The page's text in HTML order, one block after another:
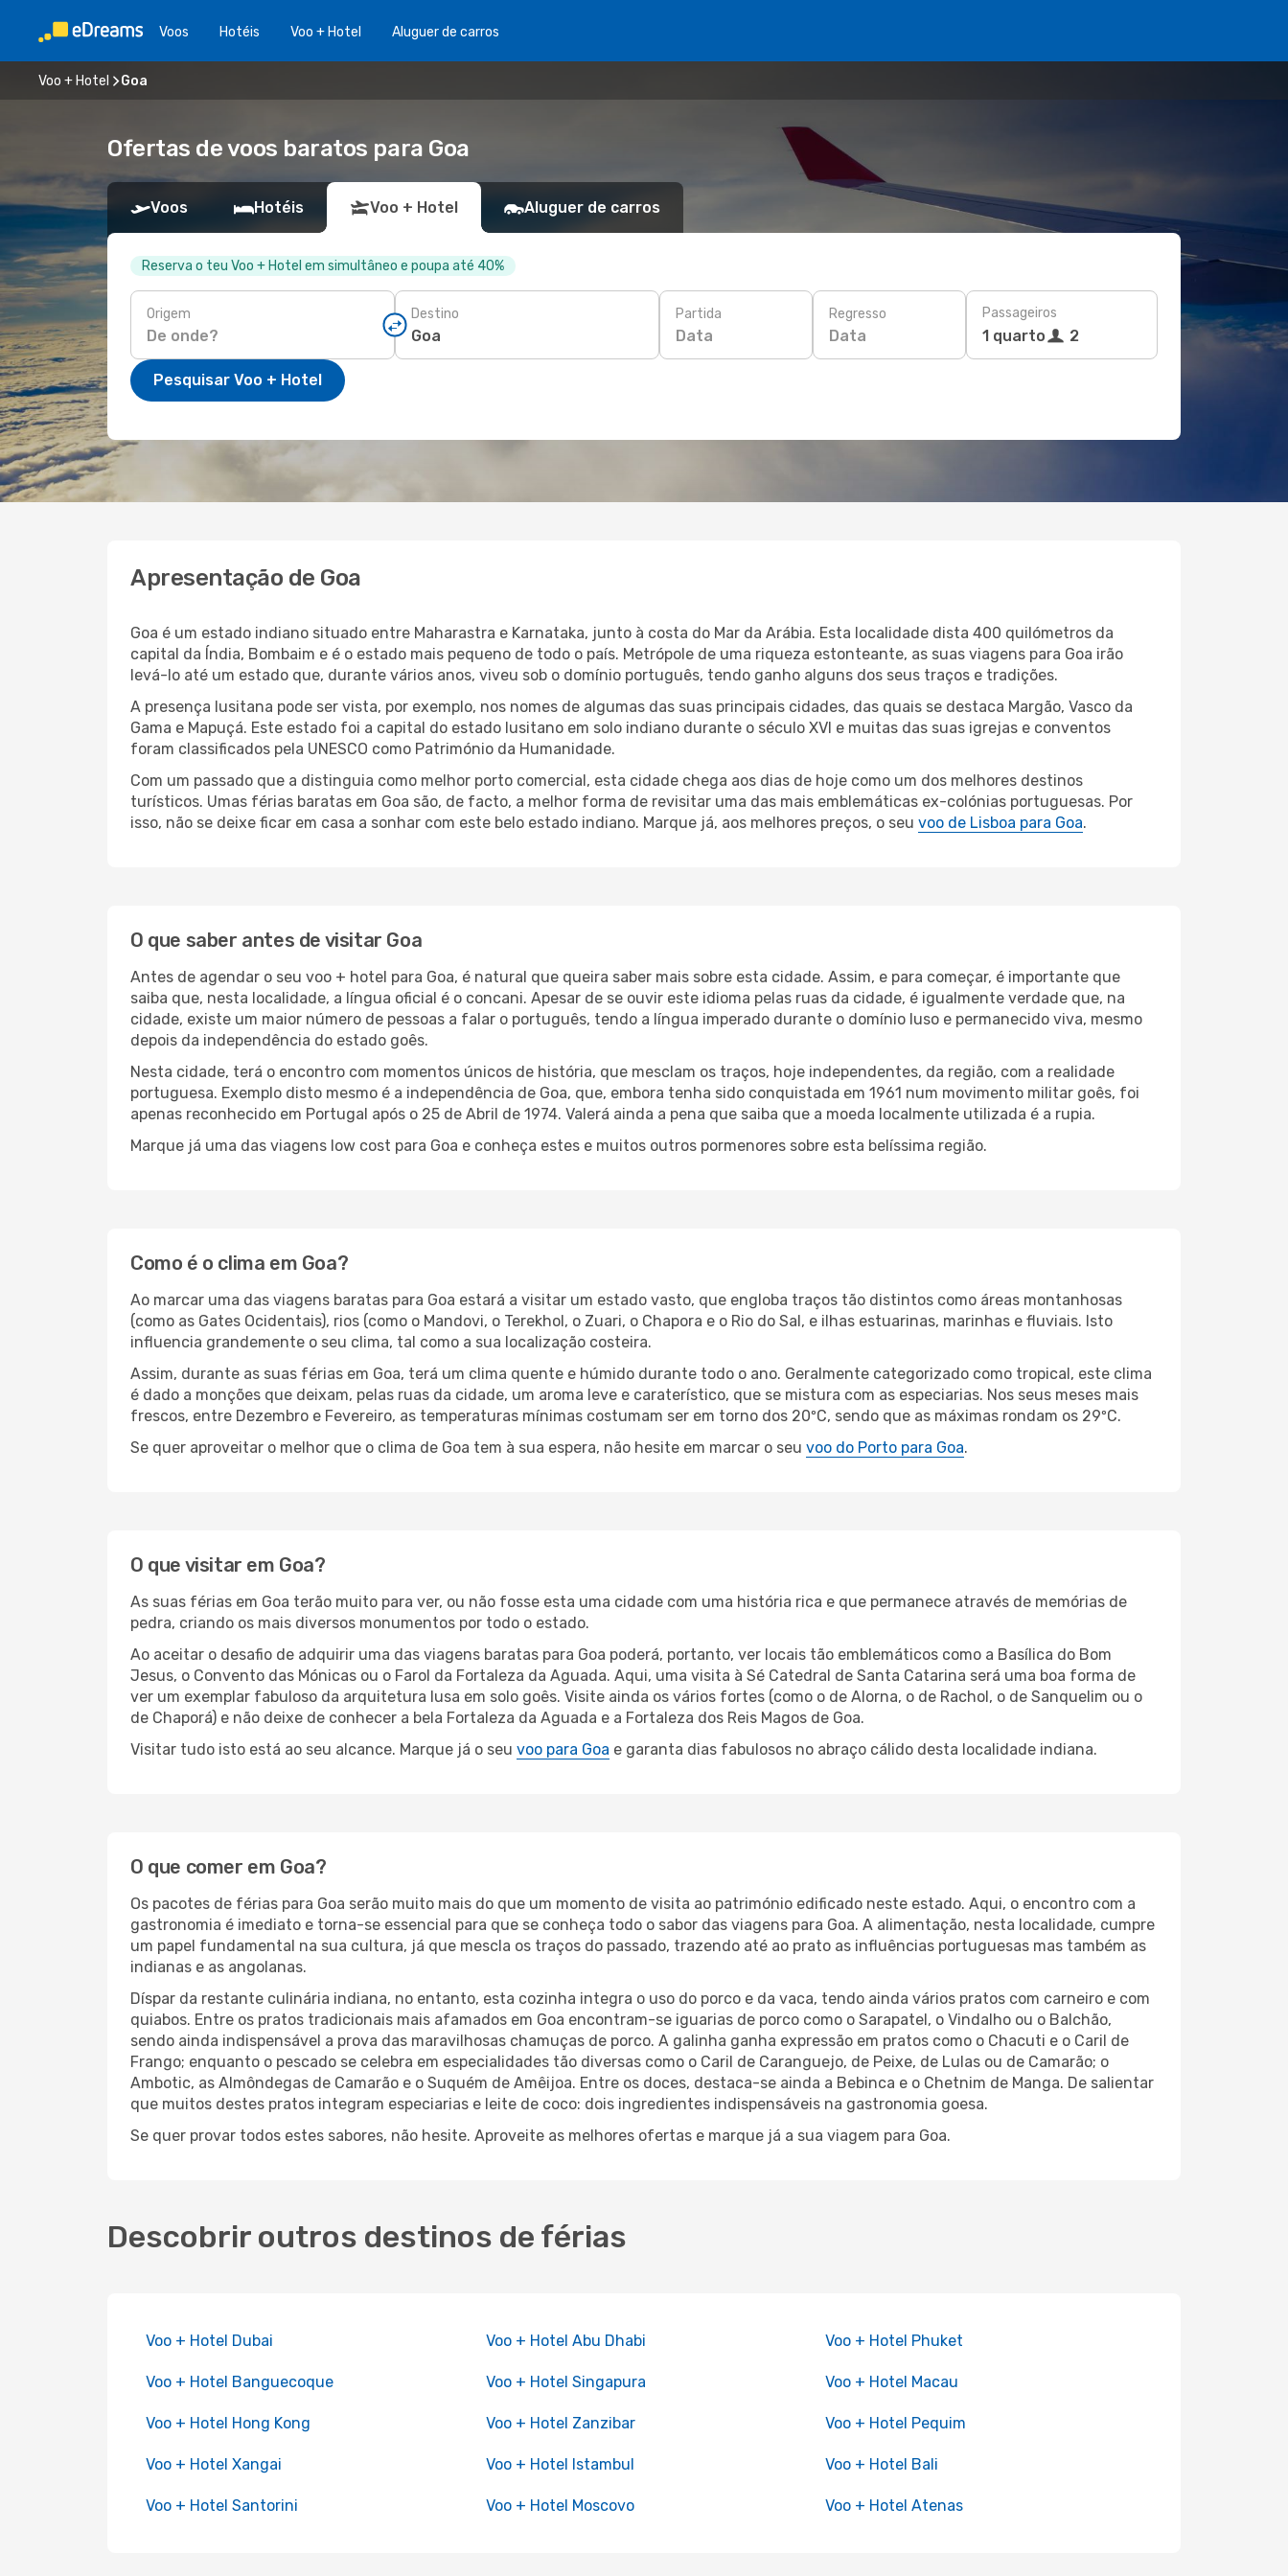
Voos Hotéis Voo + Hotel Aluguer de carros
Voo + Hotel Goa
Ofertas de voos baratos para Goa
Voos Hotéis Voo + Hotel Aluguer de carros
Reserva o teu Voo + Hotel em simultâneo e poupa até 40%
Origem Destino Partida
Data
Regresso
Data
Passageiros
1 quarto 2
Pesquisar Voo + Hotel
Apresentação de Goa
Goa é um estado indiano situado entre Maharastra e Karnataka, junto à costa do Mar da Arábia. Esta localidade dista 400 quilómetros da
capital da Índia, Bombaim e é o estado mais pequeno de todo o país. Metrópole de uma riqueza estonteante, as suas viagens para Goa irão
levá-lo até um estado que, durante vários anos, viveu sob o domínio português, tendo ganho alguns dos seus traços e tradições.
A presença lusitana pode ser vista, por exemplo, nos nomes de algumas das suas principais cidades, das quais se destaca Margão, Vasco da
Gama e Mapuçá. Este estado foi a capital do estado lusitano em solo indiano durante o século XVI e muitas das suas igrejas e conventos
foram classificados pela UNESCO como Património da Humanidade.
Com um passado que a distinguia como melhor porto comercial, esta cidade chega aos dias de hoje como um dos melhores destinos
turísticos. Umas férias baratas em Goa são, de facto, a melhor forma de revisitar uma das mais emblemáticas ex-colónias portuguesas. Por
isso, não se deixe ficar em casa a sonhar com este belo estado indiano. Marque já, aos melhores preços, o seu voo de Lisboa para Goa.
O que saber antes de visitar Goa
Antes de agendar o seu voo + hotel para Goa, é natural que queira saber mais sobre esta cidade. Assim, e para começar, é importante que
saiba que, nesta localidade, a língua oficial é o concani. Apesar de se ouvir este idioma pelas ruas da cidade, é igualmente verdade que, na
cidade, existe um maior número de pessoas a falar o português, tendo a língua imperado durante o domínio luso e permanecido viva, mesmo
depois da independência do estado goês.
Nesta cidade, terá o encontro com momentos únicos de história, que mesclam os traços, hoje independentes, da região, com a realidade
portuguesa. Exemplo disto mesmo é a independência de Goa, que, embora tenha sido conquistada em 1961 num movimento militar goês, foi
apenas reconhecido em Portugal após o 25 de Abril de 1974. Valerá ainda a pena que saiba que a moeda localmente utilizada é a rupia.
Marque já uma das viagens low cost para Goa e conheça estes e muitos outros pormenores sobre esta belíssima região.
Como é o clima em Goa?
Ao marcar uma das viagens baratas para Goa estará a visitar um estado vasto, que engloba traços tão distintos como áreas montanhosas
(como as Gates Ocidentais), rios (como o Mandovi, o Terekhol, o Zuari, o Chapora e o Rio do Sal, e ilhas estuarinas, marinhas e fluviais. Isto
influencia grandemente o seu clima, tal como a sua localização costeira.
Assim, durante as suas férias em Goa, terá um clima quente e húmido durante todo o ano. Geralmente categorizado como tropical, este clima
é dado a monções que deixam, pelas ruas da cidade, um aroma leve e caraterístico, que se mistura com as especiarias. Nos seus meses mais
frescos, entre Dezembro e Fevereiro, as temperaturas mínimas costumam ser em torno dos 20ºC, sendo que as máximas rondam os 29ºC.
Se quer aproveitar o melhor que o clima de Goa tem à sua espera, não hesite em marcar o seu voo do Porto para Goa.
O que visitar em Goa?
As suas férias em Goa terão muito para ver, ou não fosse esta uma cidade com uma história rica e que permanece através de memórias de
pedra, criando os mais diversos monumentos por todo o estado.
Ao aceitar o desafio de adquirir uma das viagens baratas para Goa poderá, portanto, ver locais tão emblemáticos como a Basílica do Bom
Jesus, o Convento das Mónicas ou o Farol da Fortaleza da Aguada. Aqui, uma visita à Sé Catedral de Santa Catarina será uma boa forma de
ver um exemplar fabuloso da arquitetura lusa em solo goês. Visite ainda os vários fortes (como o de Alorna, o de Rachol, o de Sanquelim ou o
de Chaporá) e não deixe de conhecer a bela Fortaleza da Aguada e a Fortaleza dos Reis Magos de Goa.
Visitar tudo isto está ao seu alcance. Marque já o seu voo para Goa e garanta dias fabulosos no abraço cálido desta localidade indiana.
O que comer em Goa?
Os pacotes de férias para Goa serão muito mais do que um momento de visita ao património edificado neste estado. Aqui, o encontro com a
gastronomia é imediato e torna-se essencial para que se conheça todo o sabor das viagens para Goa. A alimentação, nesta localidade, cumpre
um papel fundamental na sua cultura, já que mescla os traços do passado, trazendo até ao prato as influências portuguesas mas também as
indianas e as angolanas.
Díspar da restante culinária indiana, no entanto, esta cozinha integra o uso do porco e da vaca, tendo ainda vários pratos com carneiro e com
quiabos. Entre os pratos tradicionais mais afamados em Goa encontram-se iguarias de porco como o Sarapatel, o Vindalho ou o Balchão,
sendo ainda indispensável a prova das maravilhosas chamuças de porco. A galinha ganha expressão em pratos como o Chacuti e o Caril de
Frango; enquanto o pescado se celebra em especialidades tão diversas como o Caril de Caranguejo, de Peixe, de Lulas ou de Camarão; o
Ambotic, as Almôndegas de Camarão e o Suquém de Amêijoa. Entre os doces, destaca-se ainda a Bebinca e o Chetnim de Manga. De salientar
que muitos destes pratos integram especiarias e leite de coco: dois ingredientes indispensáveis na gastronomia goesa.
Se quer provar todos estes sabores, não hesite. Aproveite as melhores ofertas e marque já a sua viagem para Goa.
Descobrir outros destinos de férias
Voo + Hotel Dubai Voo + Hotel Abu Dhabi Voo + Hotel Phuket
Voo + Hotel Banguecoque Voo + Hotel Singapura Voo + Hotel Macau
Voo + Hotel Hong Kong Voo + Hotel Zanzibar Voo + Hotel Pequim
Voo + Hotel Xangai Voo + Hotel Istambul Voo + Hotel Bali
Voo + Hotel Santorini Voo + Hotel Moscovo Voo + Hotel Atenas